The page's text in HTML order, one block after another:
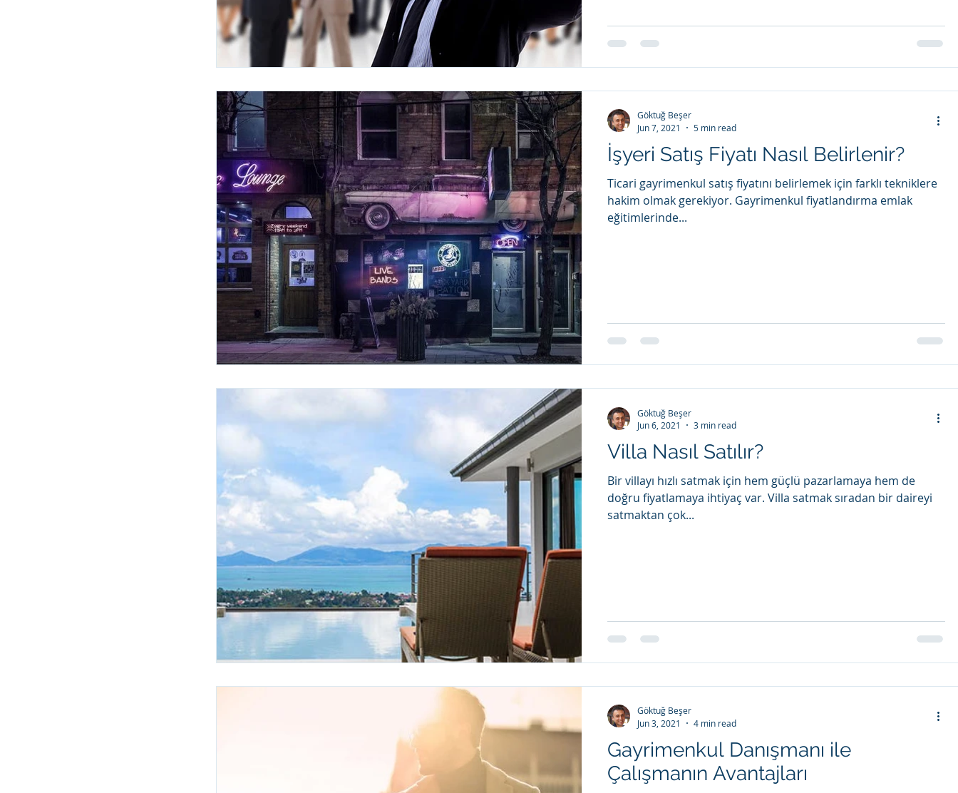
İşyeri Satış Fiyatı Nasıl Belirlenir?
Ticari gayrimenkul satış fiyatını belirlemek için farklı tekniklere
hakim olmak gerekiyor. Gayrimenkul fiyatlandırma emlak
eğitimlerinde...
Göktuğ Beşer
Jun 7, 2021
5 min read
Villa Nasıl Satılır?
Bir villayı hızlı satmak için hem güçlü pazarlamaya hem de
doğru fiyatlamaya ihtiyaç var. Villa satmak sıradan bir daireyi
satmaktan çok...
Göktuğ Beşer
Jun 6, 2021
3 min read
Gayrimenkul Danışmanı ile
Çalışmanın Avantajları
Göktuğ Beşer
Jun 3, 2021
4 min read